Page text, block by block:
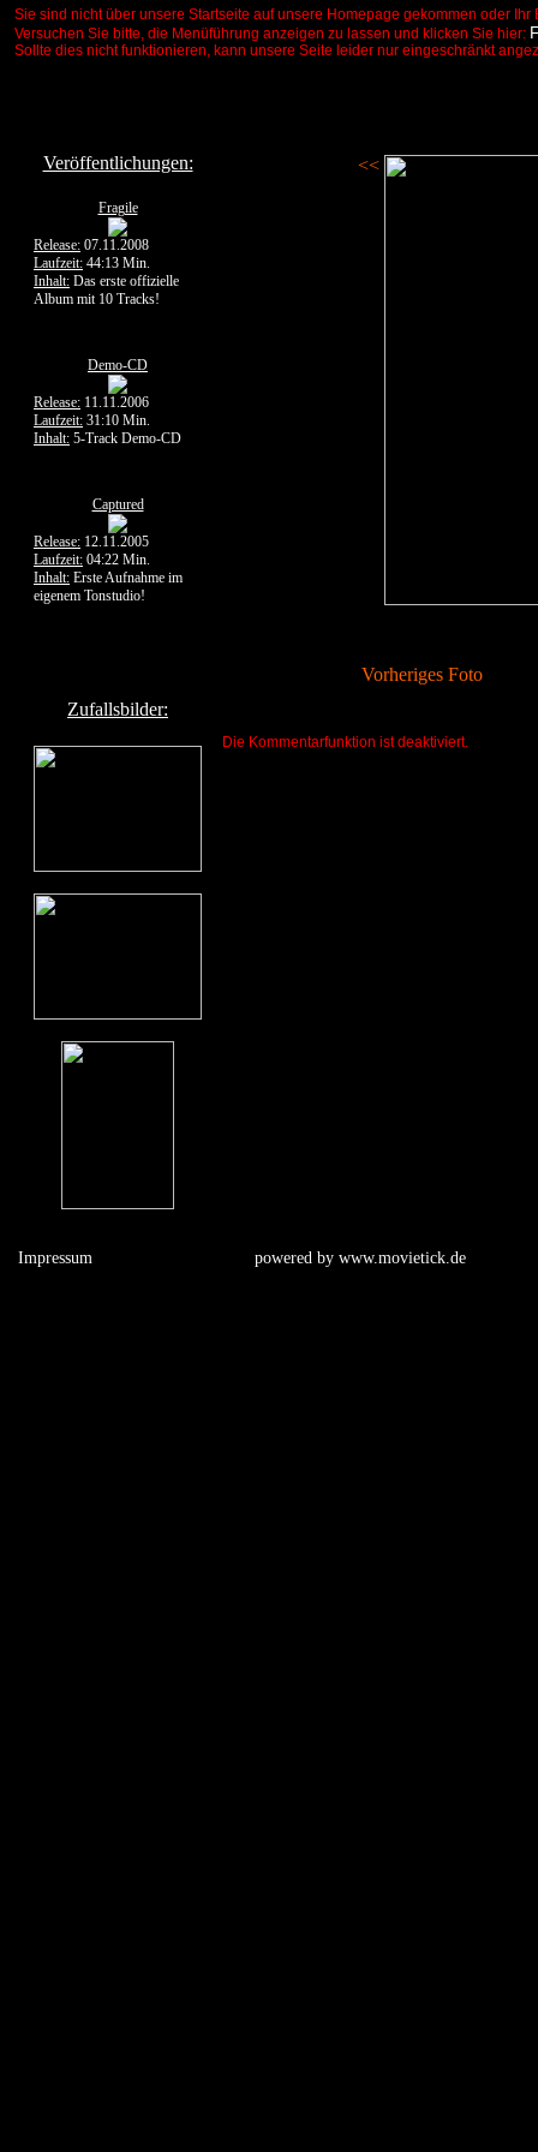
Sie sind nicht über unsere Startseite auf unsere Homepage gekommen oder
Versuchen Sie bitte, die Menüführung anzeigen zu lassen und klicken Sie hier:
Sollte dies nicht funktionieren, kann unsere Seite leider nur eingeschränkt
Veröffentlichungen:
Fragile
Release: 07.11.2008
Laufzeit: 44:13 Min.
Inhalt: Das erste offizielle
Album mit 10 Tracks!
Demo-CD
Release: 11.11.2006
Laufzeit: 31:10 Min.
Inhalt: 5-Track Demo-CD
Captured
Release: 12.11.2005
Laufzeit: 04:22 Min.
Inhalt: Erste Aufnahme im
eigenem Tonstudio!
Zufallsbilder:
<<
Vorheriges Foto
Die Kommentarfunktion ist deaktiviert.
Impressum powered by www.movietick.de